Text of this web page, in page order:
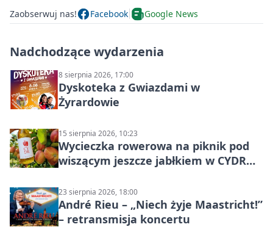
Zaobserwuj nas! Facebook Google News
Nadchodzące wydarzenia
8 sierpnia 2026, 17:00
Dyskoteka z Gwiazdami w
Żyrardowie
15 sierpnia 2026, 10:23
Wycieczka rowerowa na piknik pod
wiszącym jeszcze jabłkiem w CYDR
23 sierpnia 2026, 18:00
André Rieu – „Niech żyje Maastricht!”
– retransmisja koncertu